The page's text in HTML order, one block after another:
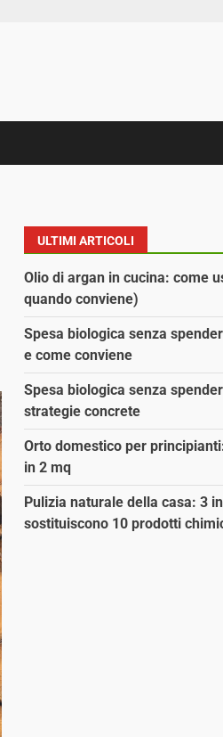
ULTIMI ARTICOLI
Olio di argan in cucina: come
quando conviene)
Spesa biologica senza
e come conviene
Spesa biologica senza
strategie concrete
Orto domestico per
in 2 mq
Pulizia naturale della casa: 3
sostituiscono 10 prodotti